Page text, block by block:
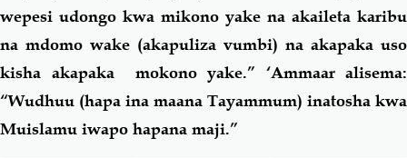
wepesi udongo kwa mikono yake na akaileta karibu
na mdomo wake (akapuliza vumbi) na akapaka uso
kisha akapaka mokono yake.” ‘Ammaar alisema:
“Wudhuu (hapa ina maana Tayammum) inatosha kwa
Muislamu iwapo hapana maji.”